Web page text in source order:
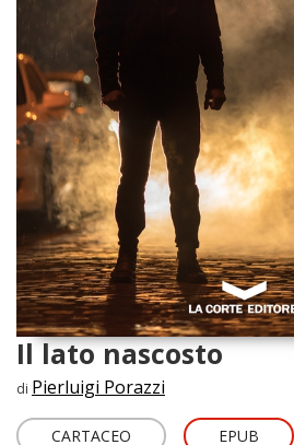
Il lato nascosto
di Pierluigi Porazzi
CARTACEO EPUB